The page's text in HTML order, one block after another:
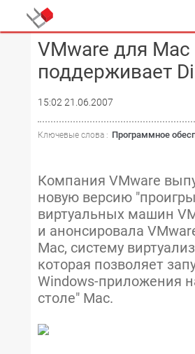
VMware для Mac
поддерживает
15:02 21.06.2007
Ключевые слова : Программное
Компания VMware
новую версию
виртуальных машин
и анонсировала
Mac, систему
которая позволяет
Windows-приложения
столе" Mac.